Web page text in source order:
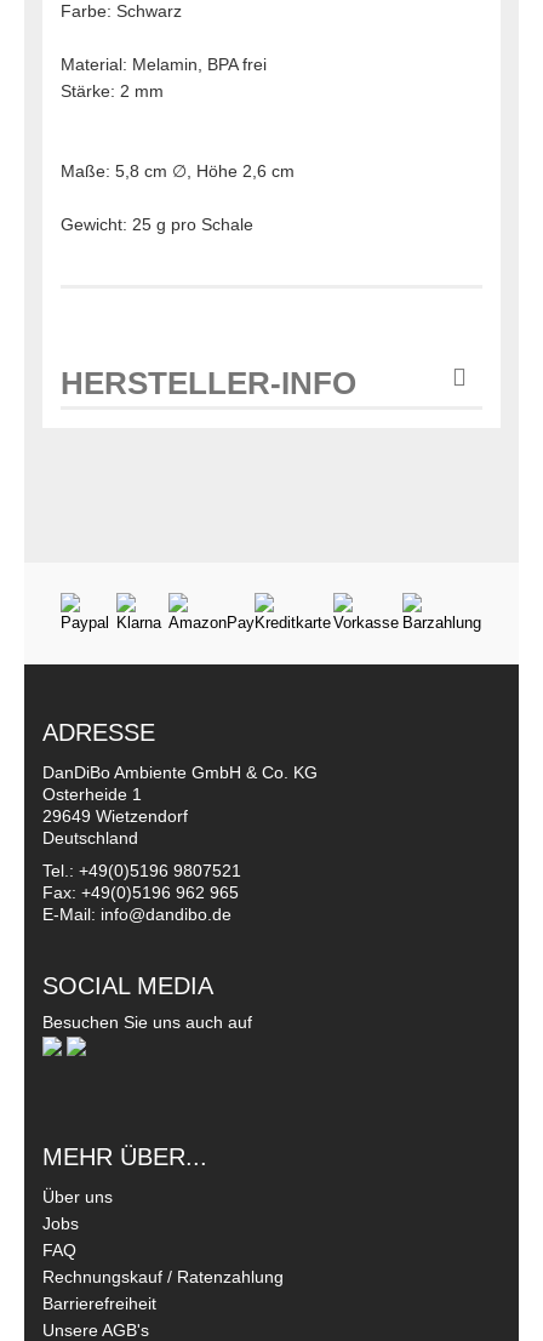
Farbe: Schwarz
Material: Melamin, BPA frei
Stärke: 2 mm
Maße: 5,8 cm ∅, Höhe 2,6 cm
Gewicht: 25 g pro Schale
HERSTELLER-INFO
ADRESSE
DanDiBo Ambiente GmbH & Co. KG
Osterheide 1
29649 Wietzendorf
Deutschland
Tel.: +49(0)5196 9807521
Fax: +49(0)5196 962 965
E-Mail: info@dandibo.de
SOCIAL MEDIA
Besuchen Sie uns auch auf
MEHR ÜBER...
Über uns
Jobs
FAQ
Rechnungskauf / Ratenzahlung
Barrierefreiheit
Unsere AGB's